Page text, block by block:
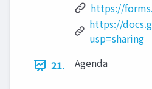
https://
https://
usp=sharing
21.
Agenda